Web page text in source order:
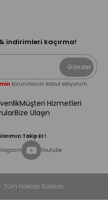
indirimleri kaçırma!
Gönder
korunmasını kabul ediyorum.
Müşteri Hizmetleri
Bize Ulaşın
Takip Et !
Youtube
Tüm Hakları Saklıdır.